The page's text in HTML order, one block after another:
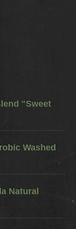
"Sweet
Washed
Natural